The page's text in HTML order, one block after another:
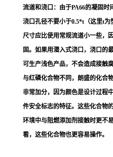
流道和浇口：由于PA66的凝固时
浇口孔径不要小于0.5*t（这里t为
尺寸应比使用常规流道小一些，
固。如果用潜入式浇口，浇口的
可生产浅色产品，不会造成接触
与红磷化合物不同，朗盛的化合
非常加分，因为颜色是设计过程
件安全标志的特征。这些化合物
环境中与阻燃添加剂接触时更不
看，这些化合物也更容易操作。